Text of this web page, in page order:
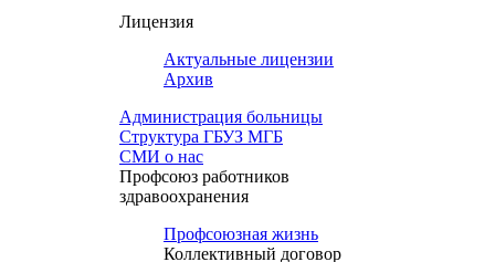
Лицензия
Актуальные лицензии
Архив
Администрация больницы
Структура ГБУЗ МГБ
СМИ о нас
Профсоюз работников
здравоохранения
Профсоюзная жизнь
Коллективный договор